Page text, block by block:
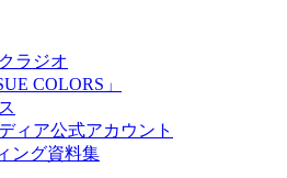
ラジオ
COLORS」
ィア公式アカウント
ング資料集